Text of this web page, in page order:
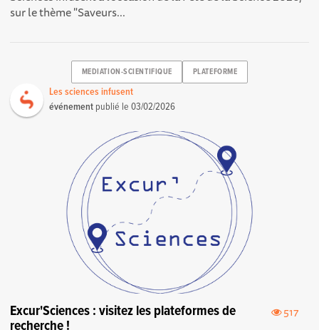
sur le thème "Saveurs...
MEDIATION-SCIENTIFIQUE PLATEFORME
Les sciences infusent
événement publié le03/02/2026
517
Excur'Sciences : visitez les plateformes de